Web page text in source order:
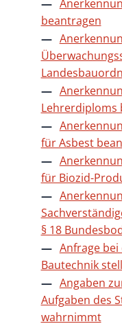
beantragen
Lehrerdiploms
für Asbest
für Biozid-
§ 18
Anfrage
Bautechnik
Angaben
Aufgaben des
wahrnimmt